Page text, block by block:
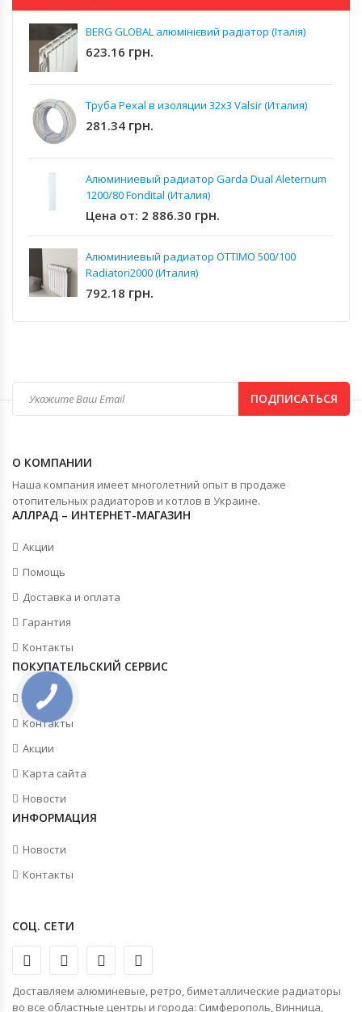
BERG GLOBAL алюмінієвий радіатор (Італія)
623.16 грн.
Труба Pexal в изоляции 32x3 Valsir (Италия)
281.34 грн.
Алюминиевый радиатор Garda Dual Aleternum
1200/80 Fondital (Италия)
Цена от: 2 886.30 грн.
Алюминиевый радиатор OTTIMO 500/100
Radiatori2000 (Италия)
792.18 грн.
ПОДПИСАТЬСЯ
О КОМПАНИИ
Наша компания имеет многолетний опыт в продаже
отопительных радиаторов и котлов в Украине.
АЛЛРАД – ИНТЕРНЕТ-МАГАЗИН
Акции
Помощь
Доставка и оплата
Гарантия
Контакты
ПОКУПАТЕЛЬСКИЙ СЕРВИС
О нас
Контакты
Акции
Карта сайта
Новости
ИНФОРМАЦИЯ
Новости
Контакты
СОЦ. СЕТИ
Доставляем алюминевые, ретро, биметаллические радиаторы
во все областные центры и города: Симферополь, Винница,